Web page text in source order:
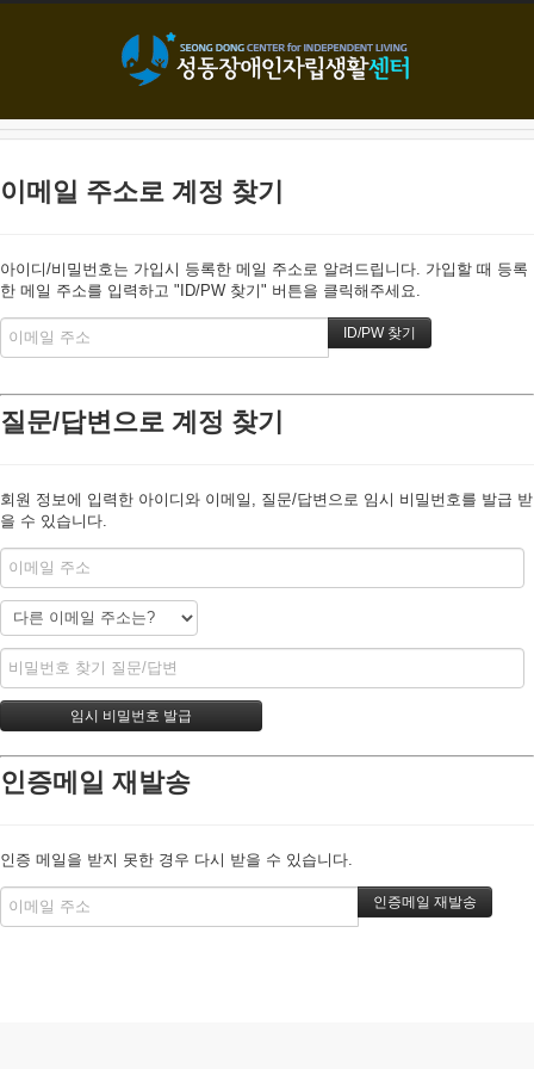
이메일 주소로 계정 찾기
아이디/비밀번호는 가입시 등록한 메일 주소로 알려드립니다. 가입할 때 등록
한 메일 주소를 입력하고 "ID/PW 찾기" 버튼을 클릭해주세요.
질문/답변으로 계정 찾기
회원 정보에 입력한 아이디와 이메일, 질문/답변으로 임시 비밀번호를 발급 받
을 수 있습니다.
인증메일 재발송
인증 메일을 받지 못한 경우 다시 받을 수 있습니다.